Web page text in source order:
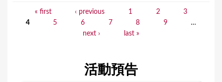
« first ‹ previous 1 2
3
4
5 6 7 8 9
…
next ›
last »
活動預告